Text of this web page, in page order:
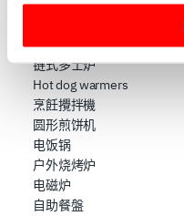
geografica, con
Identificare il tuo
attivamente alla
(impronte digitali).
Approfondisci come
e imposta le tue
modificare o ritirare il
dalla Dichiarazione sui
低温慢煮机
煮面炉
链式多士炉
Hot dog warmers
烹飪攪拌機
圆形煎饼机
电饭锅
户外烧烤炉
电磁炉
自助餐盤